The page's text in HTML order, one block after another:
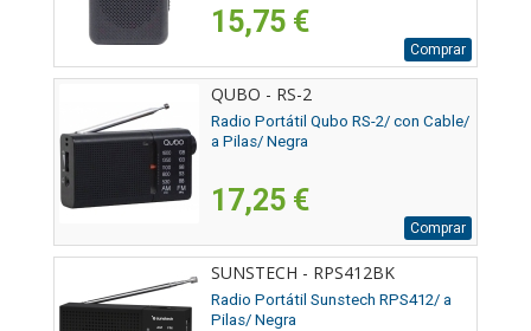
15,75 €
Comprar
QUBO - RS-2
Radio Portátil Qubo RS-2/ con Cable/
a Pilas/ Negra
17,25 €
Comprar
SUNSTECH - RPS412BK
Radio Portátil Sunstech RPS412/ a
Pilas/ Negra